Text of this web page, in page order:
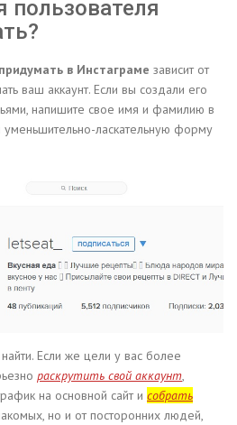
пользователя
в Инстаграме зависит от
ваш аккаунт. Если вы создали его
напишите свое имя и фамилию в
уменьшительно-ласкательную форму
Если же цели у вас более
раскрутить свой аккаунт,
на основной сайт и собрать
но и от посторонних людей,